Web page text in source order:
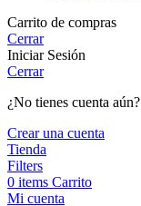
Carrito de compras
Cerrar
Iniciar Sesión
Cerrar
¿No tienes cuenta aún?
Crear una cuenta
Tienda
Filters
0 items Carrito
Mi cuenta